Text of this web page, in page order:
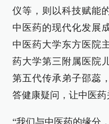
仪等，则以科技赋能
中医药的现代化发展
中医药大学东方医院
药大学第三附属医院
第五代传承弟子邵蕊
答健康疑问，让中医药
“我们与中医药的缘分